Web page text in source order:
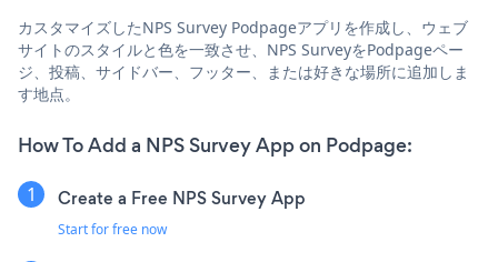
カスタマイズしたNPS Survey Podpageアプリを作成し、ウェブ
サイトのスタイルと色を一致させ、NPS SurveyをPodpageペー
ジ、投稿、サイドバー、フッター、または好きな場所に追加しま
す地点。
How To Add a NPS Survey App on Podpage:
Create a Free NPS Survey App
Start for free now